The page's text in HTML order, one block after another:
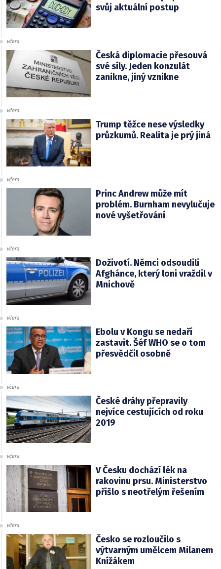
svůj aktuální postup
včera
Česká diplomacie přesouvá
své síly. Jeden konzulát
zanikne, jiný vznikne
včera
Trump těžce nese výsledky
průzkumů. Realita je prý jiná
včera
Princ Andrew může mít
problém. Burnham nevylučuje
nové vyšetřování
včera
Doživotí. Němci odsoudili
Afghánce, který loni vraždil v
Mnichově
včera
Ebolu v Kongu se nedaří
zastavit. Šéf WHO se o tom
přesvědčil osobně
včera
České dráhy přepravily
nejvíce cestujících od roku
2019
včera
V Česku dochází lék na
rakovinu prsu. Ministerstvo
přišlo s neotřelým řešením
včera
Česko se rozloučilo s
výtvarným umělcem Milanem
Knížákem